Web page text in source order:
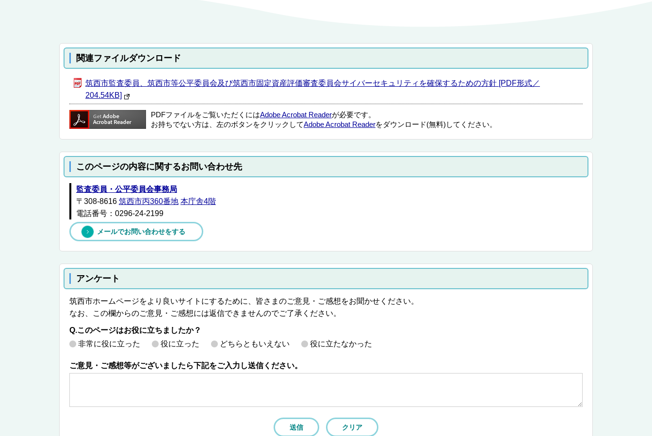
関連ファイルダウンロード
筑西市監査委員、筑西市等公平委員会及び筑西市固定資産評価審査委員会サイバーセキュリティを確保するための方針 [PDF形式／
204.54KB]
PDFファイルをご覧いただくにはAdobe Acrobat Readerが必要です。
お持ちでない方は、左のボタンをクリックしてAdobe Acrobat Readerをダウンロード(無料)してください。
このページの内容に関するお問い合わせ先
監査委員・公平委員会事務局
〒308-8616 筑西市丙360番地 本庁舎4階
電話番号：0296-24-2199
メールでお問い合わせをする
アンケート
筑西市ホームページをより良いサイトにするために、皆さまのご意見・ご感想をお聞かせください。
なお、この欄からのご意見・ご感想には返信できませんのでご了承ください。
Q.このページはお役に立ちましたか？
非常に役に立った
役に立った どちらともいえない 役に立たなかった
ご意見・ご感想等がございましたら下記をご入力し送信ください。